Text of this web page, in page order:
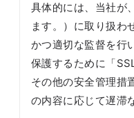
具体的には、当社が
ます。）に取り扱わ
かつ適切な監督を行
保護するために「
その他の安全管理措
の内容に応じて遅滞